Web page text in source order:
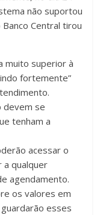
não suportou
Central tirou
muito superior à
fortemente”
devem se
tenham a
acessar o
a qualquer
agendamento.
os valores em
esses